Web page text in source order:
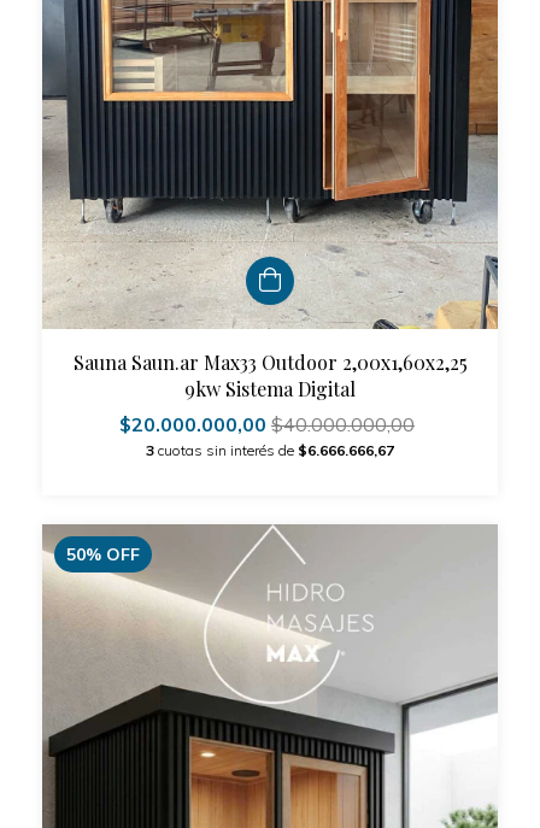
Sauna Saun.ar Max33 Outdoor 2,00x1,60x2,25
9kw Sistema Digital
$20.000.000,00 $40.000.000,00
3 cuotas sin interés de $6.666.666,67
50% OFF